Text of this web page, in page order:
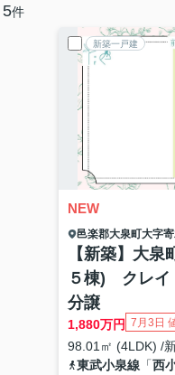
5件
新築一戸建
NEW
邑楽郡大泉町大字
【新築】大
５棟) クレイ
分譲
1,880万円 7月3日
98.01㎡ (4LDK) /
東武小泉線「西